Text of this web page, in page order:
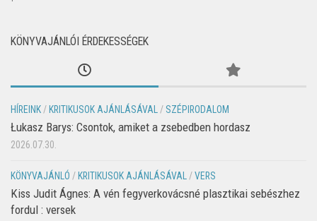
KÖNYVAJÁNLÓI ÉRDEKESSÉGEK
HÍREINK/ KRITIKUSOK AJÁNLÁSÁVAL/ SZÉPIRODALOM
Łukasz Barys: Csontok, amiket a zsebedben hordasz
2026.07.30.
KÖNYVAJÁNLÓ / KRITIKUSOK AJÁNLÁSÁVAL/VERS
Kiss Judit Ágnes: A vén fegyverkovácsné plasztikai sebészhez
fordul : versek